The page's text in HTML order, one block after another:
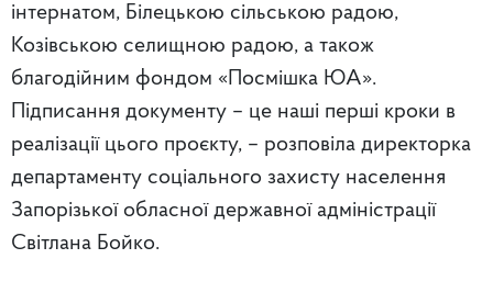
інтернатом, Білецькою сільською радою,
Козівською селищною радою, а також
благодійним фондом «Посмішка ЮА».
Підписання документу – це наші перші кроки в
реалізації цього проєкту, – розповіла директорка
департаменту соціального захисту населення
Запорізької обласної державної адміністрації
Світлана Бойко.